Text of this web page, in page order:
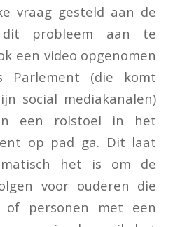
vraag gesteld aan de
dit probleem aan te
een video opgenomen
Parlement (die komt
social mediakanalen)
een rolstoel in het
op pad ga. Dit laat
het is om de
voor ouderen die
personen met een